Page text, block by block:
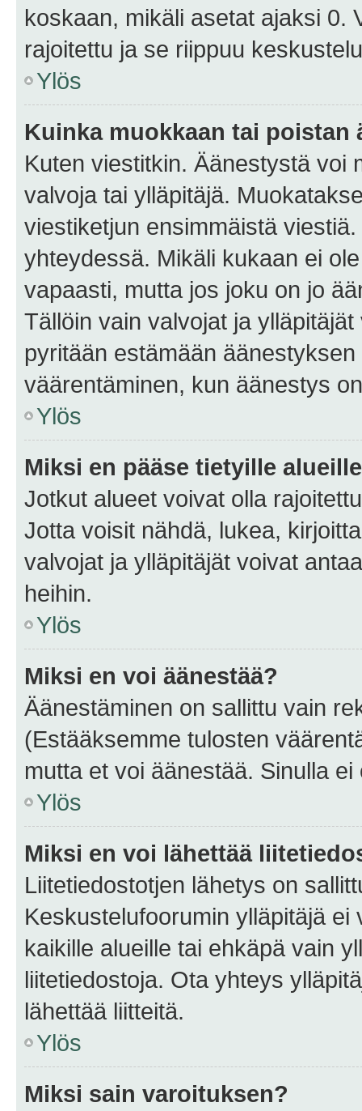
koskaan, mikäli asetat ajaksi 0.
rajoitettu ja se riippuu
Ylös
Kuinka muokkaan tai poistan
Kuten viestitkin. Äänestystä voi
valvoja tai ylläpitäjä.
viestiketjun ensimmäistä
yhteydessä. Mikäli kukaan ei
vapaasti, mutta jos joku on jo
Tällöin vain valvojat ja
pyritään estämään
väärentäminen, kun äänestys
Ylös
Miksi en pääse tietyille
Jotkut alueet voivat olla
Jotta voisit nähdä, lukea,
valvojat ja ylläpitäjät voivat
heihin.
Ylös
Miksi en voi äänestää?
Äänestäminen on sallittu vain
(Estääksemme tulosten
mutta et voi äänestää. Sinulla
Ylös
Miksi en voi lähettää
Liitetiedostotjen lähetys on
Keskustelufoorumin ylläpitäjä
kaikille alueille tai ehkäpä vain
liitetiedostoja. Ota yhteys
lähettää liitteitä.
Ylös
Miksi sain varoituksen?